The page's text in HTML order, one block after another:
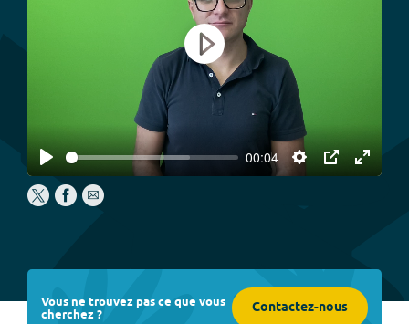
Play
00:04
Settings
PIP
Enter
Play
Vous ne trouvez pas ce que vous
cherchez ? Contactez-nous